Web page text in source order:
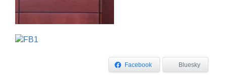
Facebook Bluesky